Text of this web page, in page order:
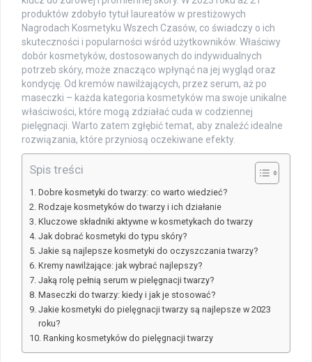
produktów zdobyło tytuł laureatów w prestiżowych
Nagrodach Kosmetyku Wszech Czasów, co świadczy o ich
skuteczności i popularności wśród użytkowników. Właściwy
dobór kosmetyków, dostosowanych do indywidualnych
potrzeb skóry, może znacząco wpłynąć na jej wygląd oraz
kondycję. Od kremów nawilżających, przez serum, aż po
maseczki – każda kategoria kosmetyków ma swoje unikalne
właściwości, które mogą zdziałać cuda w codziennej
pielęgnacji. Warto zatem zgłębić temat, aby znaleźć idealne
rozwiązania, które przyniosą oczekiwane efekty.
Spis treści
Dobre kosmetyki do twarzy: co warto wiedzieć?
Rodzaje kosmetyków do twarzy i ich działanie
Kluczowe składniki aktywne w kosmetykach do twarzy
Jak dobrać kosmetyki do typu skóry?
Jakie są najlepsze kosmetyki do oczyszczania twarzy?
Kremy nawilżające: jak wybrać najlepszy?
Jaką rolę pełnią serum w pielęgnacji twarzy?
Maseczki do twarzy: kiedy i jak je stosować?
Jakie kosmetyki do pielęgnacji twarzy są najlepsze w 2023
roku?
Ranking kosmetyków do pielęgnacji twarzy